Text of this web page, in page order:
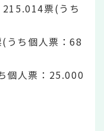
215.014票(うち
うち個人票：68
個人票：25.000